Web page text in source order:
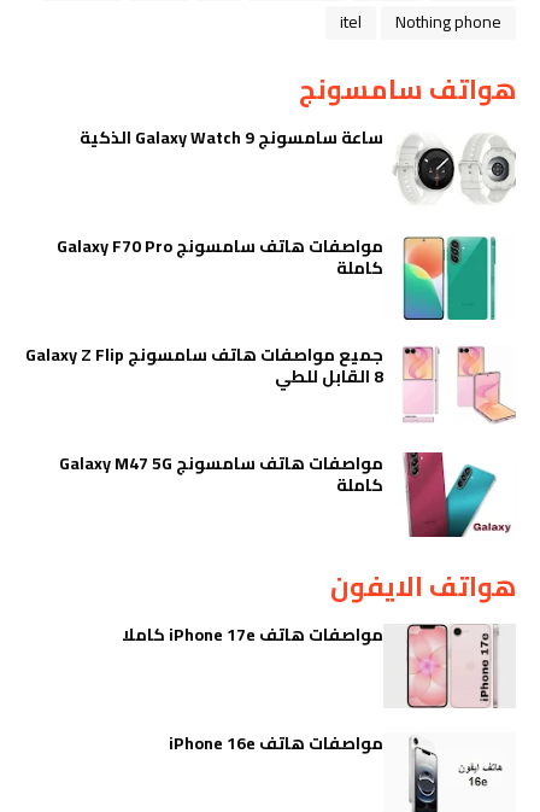
Nothing phone
itel
هواتف سامسونج
ساعة سامسونج Galaxy Watch 9 الذكية
مواصفات هاتف سامسونج Galaxy F70 Pro
كاملة
جميع مواصفات هاتف سامسونج Galaxy Z Flip
8 القابل للطي
مواصفات هاتف سامسونج Galaxy M47 5G
كاملة
هواتف الايفون
مواصفات هاتف iPhone 17e كاملا
مواصفات هاتف iPhone 16e